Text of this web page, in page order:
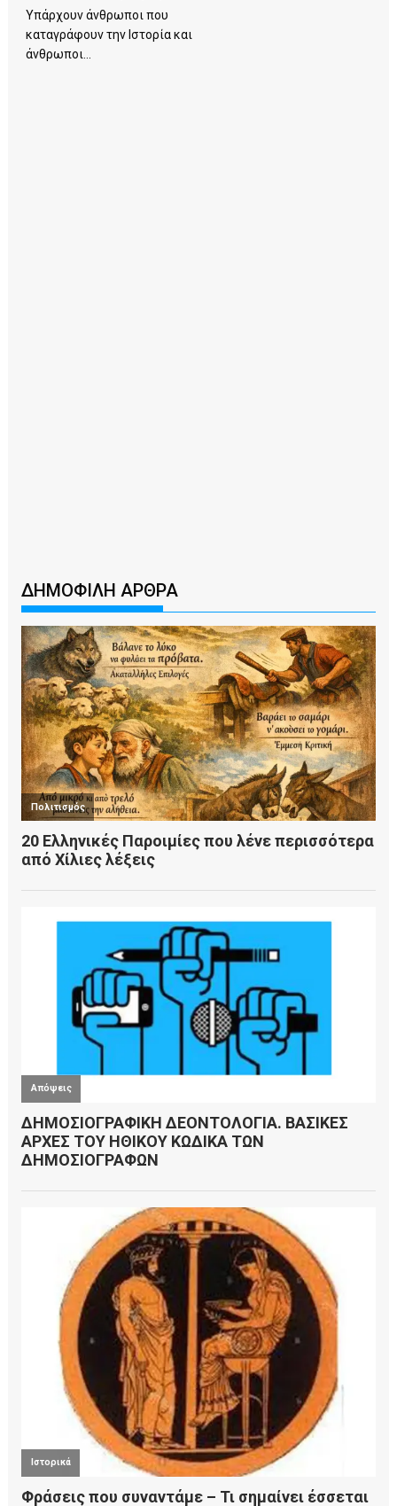
Υπάρχουν άνθρωποι που
καταγράφουν την Ιστορία και
άνθρωποι...
ΔΗΜΟΦΙΛΗ ΑΡΘΡΑ